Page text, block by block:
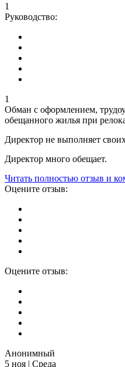
1
Руководство:
1
Обман с оформлением,
обещанного жилья при
Директор не выполняет
Директор много обещает.
Читать полностью отзыв и
Оцените отзыв:
Оцените отзыв:
Анонимный
5 ноя | Среда